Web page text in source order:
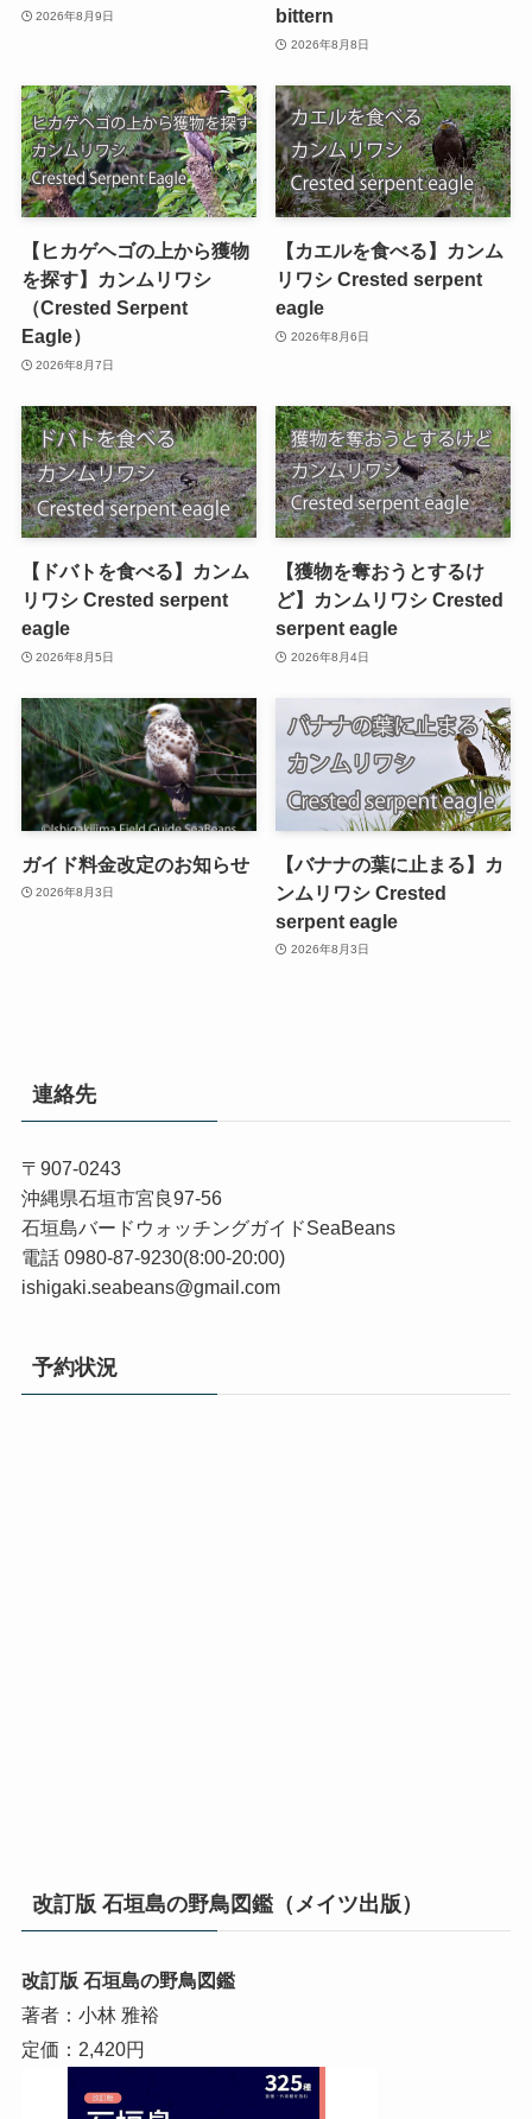
2026年8月9日 bittern
2026年8月8日
【ヒカゲヘゴの上から獲物
を探す】カンムリワシ
（Crested Serpent
Eagle）
2026年8月7日
【カエルを食べる】カンム
リワシ Crested serpent
eagle
2026年8月6日
【ドバトを食べる】カンム
リワシ Crested serpent
eagle
2026年8月5日
【獲物を奪おうとするけ
ど】カンムリワシ Crested
serpent eagle
2026年8月4日
ガイド料金改定のお知らせ
2026年8月3日
【バナナの葉に止まる】カ
ンムリワシ Crested
serpent eagle
2026年8月3日
連絡先
〒907-0243
沖縄県石垣市宮良97-56
石垣島バードウォッチングガイドSeaBeans
電話 0980-87-9230(8:00-20:00)
ishigaki.seabeans@gmail.com
予約状況
改訂版 石垣島の野鳥図鑑（メイツ出版）
改訂版 石垣島の野鳥図鑑
著者：小林 雅裕
定価：2,420円